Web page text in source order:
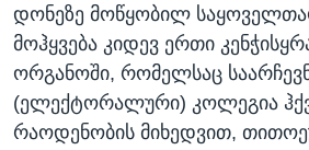
დონეზე მოწყობილ
მოჰყვება კიდევ ერთი
ორგანოში, რომელსაც
(ელექტორალური) კოლეგია
რაოდენობის მიხედვით,